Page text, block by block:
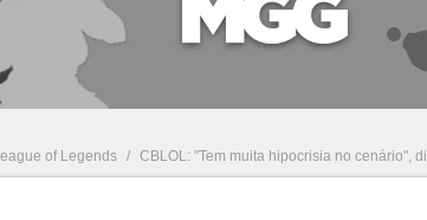
of Legends / CBLOL: "Tem muita hipocrisia no cenário", diz Tay sobre críticas aos treinos